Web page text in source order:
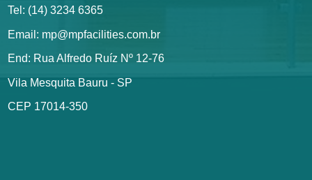
Tel: (14) 3234 6365
Email: mp@mpfacilities.com.br
End: Rua Alfredo Ruíz Nº 12-76
Vila Mesquita Bauru - SP
CEP 17014-350